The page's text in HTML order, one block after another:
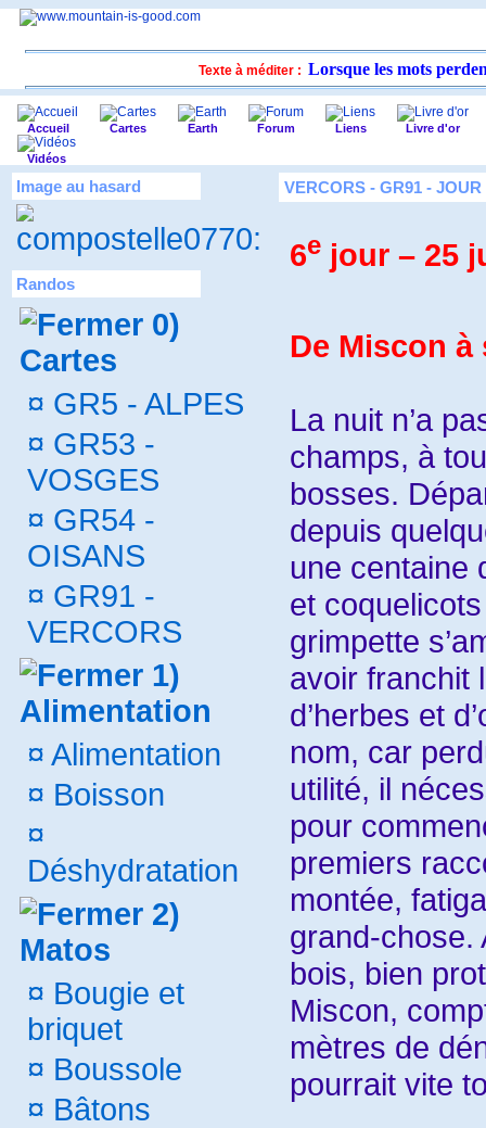
Texte à méditer : Lorsque les mots
Accueil Cartes Earth Forum Liens Livre d'or
Vidéos
Image au hasard
Randos
0)
Cartes
¤ GR5 - ALPES
¤ GR53 -
VOSGES
¤ GR54 -
OISANS
¤ GR91 -
VERCORS
1)
Alimentation
¤ Alimentation
¤ Boisson
¤
Déshydratation
2)
Matos
¤ Bougie et
briquet
¤ Boussole
¤ Bâtons
VERCORS - GR91 - JOUR
6e jour – 25
De Miscon
La nuit n’a
champs, à
bosses.
depuis
une centaine
et
grimpette
avoir franchit
d’herbes et
nom, car
utilité, il
pour
premiers
montée,
grand-chose.
bois, bien
Miscon,
mètres de
pourrait vite